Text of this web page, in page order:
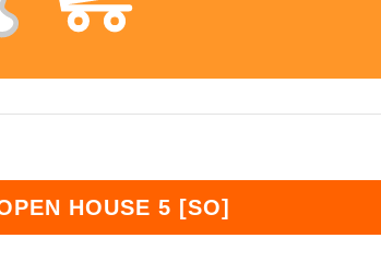
ベント・季節
チャー・教養 娯楽
製デザイン商品注文方法
客様の声
HOUSE 5 [SO]